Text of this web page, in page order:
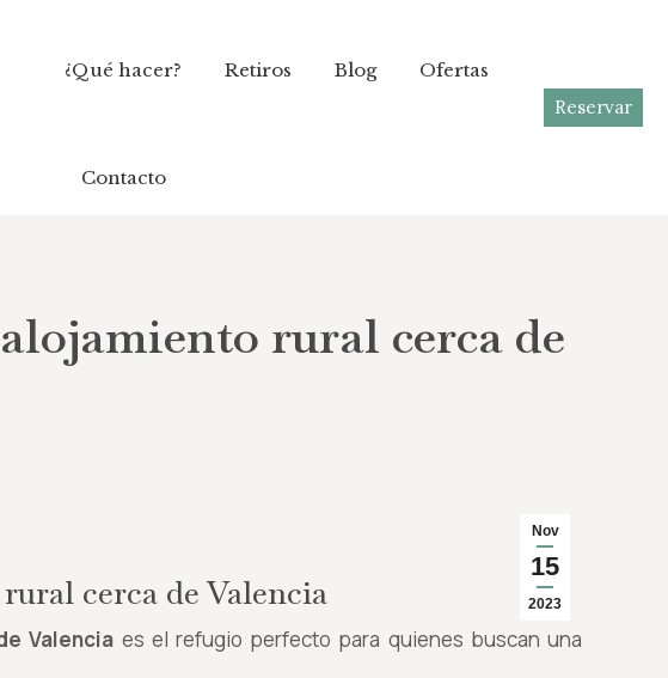
¿Qué hacer? Retiros Blog Ofertas
Contacto
Reservar
rural cerca de
Nov
15
2023
cerca de Valencia
Valencia es el refugio perfecto para quienes buscan una
¿Qué hacer? Retiros Blog Ofertas
Contacto
Reservar